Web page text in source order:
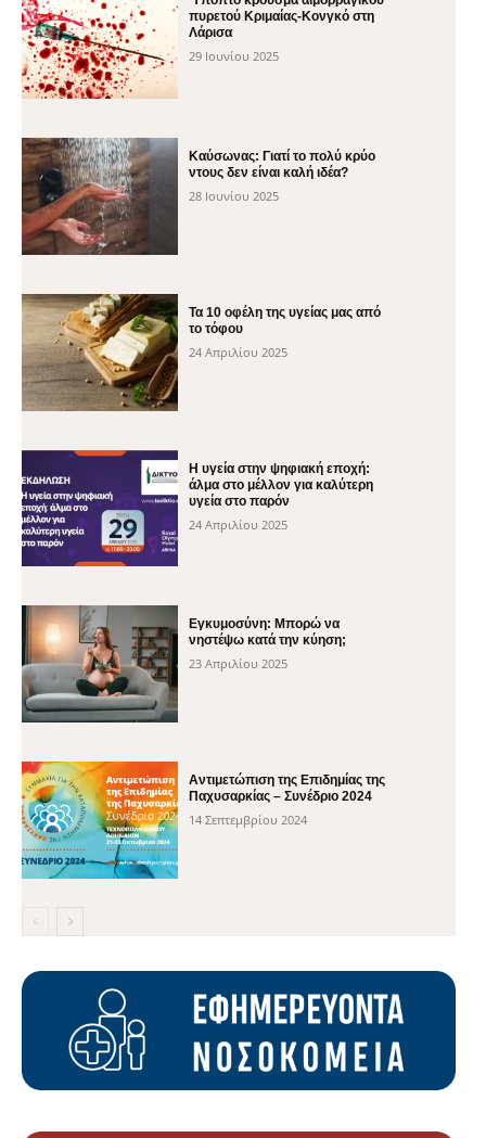
πυρετού Κριμαίας-Κονγκό στη
Λάρισα
29 Ιουνίου 2025
Καύσωνας: Γιατί το πολύ κρύο
ντους δεν είναι καλή ιδέα?
28 Ιουνίου 2025
Τα 10 οφέλη της υγείας μας από
το τόφου
24 Απριλίου 2025
H υγεία στην ψηφιακή εποχή:
άλμα στο μέλλον για καλύτερη
υγεία στο παρόν
24 Απριλίου 2025
Εγκυμοσύνη: Μπορώ να
νηστέψω κατά την κύηση;
23 Απριλίου 2025
Αντιμετώπιση της Επιδημίας της
Παχυσαρκίας – Συνέδριο 2024
14 Σεπτεμβρίου 2024